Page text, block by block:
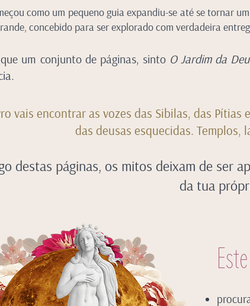
como um pequeno guia expandiu-se até se tornar
concebido para ser explorado com verdadeira
um conjunto de páginas, sinto O Jardim da
vais encontrar as vozes das Sibilas, das
das deusas esquecidas.
destas páginas, os mitos deixam de ser
da tua